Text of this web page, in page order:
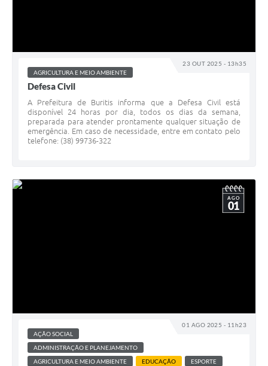
23 OUT 2025 - 13h35
AGRICULTURA E MEIO AMBIENTE
Defesa Civil
A Prefeitura de Buritis informa que a Defesa Civil está
disponível 24 horas por dia, todos os dias da semana,
preparada para atender prontamente qualquer situação de
emergência. Em caso de necessidade, entre em contato pelo
telefone: (38) 99736-322
01 AGO 2025 - 11h23
AGO
01
AÇÃO SOCIAL
ADMINISTRAÇÃO E PLANEJAMENTO
AGRICULTURA E MEIO AMBIENTE
EDUCAÇÃO
ESPORTE